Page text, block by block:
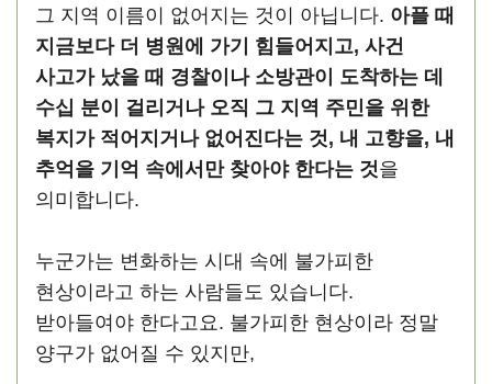
그 지역 이름이 없어지는 것이 아닙니다. 아플 때
지금보다 더 병원에 가기 힘들어지고, 사건
사고가 났을 때 경찰이나 소방관이 도착하는 데
수십 분이 걸리거나 오직 그 지역 주민을 위한
복지가 적어지거나 없어진다는 것, 내 고향을, 내
추억을 기억 속에서만 찾아야 한다는 것을
의미합니다.
누군가는 변화하는 시대 속에 불가피한
현상이라고 하는 사람들도 있습니다.
받아들여야 한다고요. 불가피한 현상이라 정말
양구가 없어질 수 있지만,